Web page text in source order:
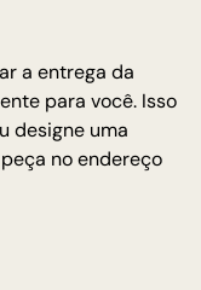
a entrega da
para você. Isso
designe uma
no endereço